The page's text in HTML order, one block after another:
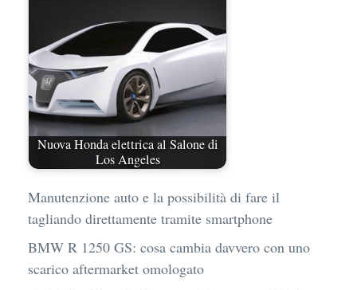
Nuova Honda elettrica al Salone di
Los Angeles
Manutenzione auto e la possibilità di fare il
tagliando direttamente tramite smartphone
BMW R 1250 GS: cosa cambia davvero con uno
scarico aftermarket omologato